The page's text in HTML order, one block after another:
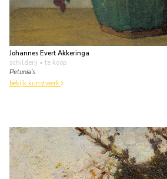
Johannes Evert Akkeringa
schilderij • te koop
Petunia's
bekijk kunstwerk